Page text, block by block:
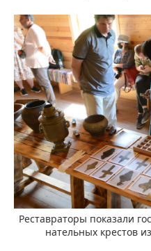
Реставраторы показали
нательных крестов